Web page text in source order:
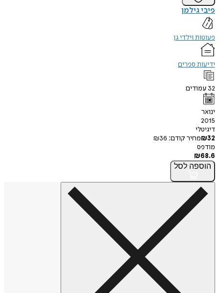
פיבי גילמן
פעוטות וילדי גן
ידיעות ספרים
32 עמודים
ינואר
2015
דיגיטלי
₪32 מחיר קודם: ₪36
מודפס
₪68.6
הוספה לסל